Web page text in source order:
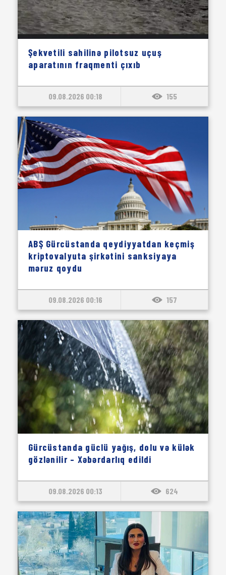
Şekvetili sahilinə pilotsuz uçuş
aparatının fraqmenti çıxıb
09.08.2026 00:18 155
ABŞ Gürcüstanda qeydiyyatdan keçmiş
kriptovalyuta şirkətini sanksiyaya
məruz qoydu
09.08.2026 00:16 157
Gürcüstanda güclü yağış, dolu və külək
gözlənilir – Xəbərdarlıq edildi
09.08.2026 00:13 624